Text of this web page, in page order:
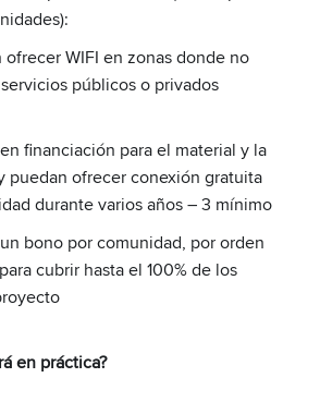
WIFI en zonas donde no
públicos o privados
financiación para el material y la
puedan ofrecer conexión gratuita
durante varios años – 3 mínimo
bono por comunidad, por orden
cubrir hasta el 100% de los
en práctica?